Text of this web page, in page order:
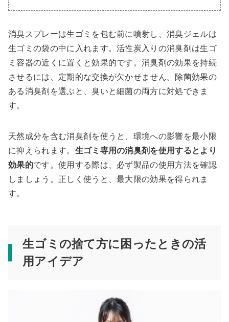
消臭スプレーは生ゴミを包む前に噴射し、消臭ジェルは
生ゴミの袋の中に入れます。活性炭入りの消臭剤は生ゴ
ミ容器の近くに置くと効果的です。消臭剤の効果を持続
させるには、定期的な交換が欠かせません。除菌効果の
ある消臭剤を選ぶと、臭いと細菌の両方に対処できま
す。
天然成分を含む消臭剤を使うと、環境への影響を最小限
に抑えられます。 生ゴミ専用の消臭剤を使用するとより
効果的です。使用する際は、必ず製品の使用方法を確認
しましょう。正しく使うと、最大限の効果を得られま
す。
生ゴミの捨て方に困ったときの活
用アイデア